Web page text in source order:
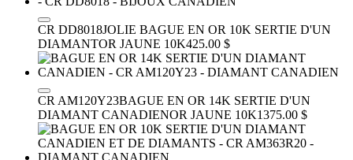
CR DD8018JOLIE BAGUE EN OR 10K SERTIE D'UN
DIAMANTOR JAUNE 10K425.00 $
CR AM120Y23BAGUE EN OR 14K SERTIE D'UN
DIAMANT CANADIENOR JAUNE 10K1375.00 $